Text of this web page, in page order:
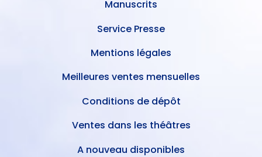
Manuscrits
Service Presse
Mentions légales
Meilleures ventes mensuelles
Conditions de dépôt
Ventes dans les théâtres
A nouveau disponibles